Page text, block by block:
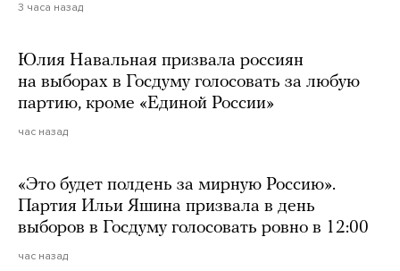
3 часа назад
Юлия Навальная призвала россиян
на выборах в Госдуму голосовать за любую
партию, кроме «Единой России»
час назад
«Это будет полдень за мирную Россию».
Партия Ильи Яшина призвала в день
выборов в Госдуму голосовать ровно в 12:00
час назад